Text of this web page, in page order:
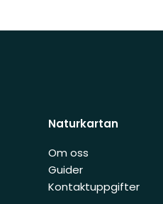
Naturkartan
Om oss
Guider
Kontaktuppgifter